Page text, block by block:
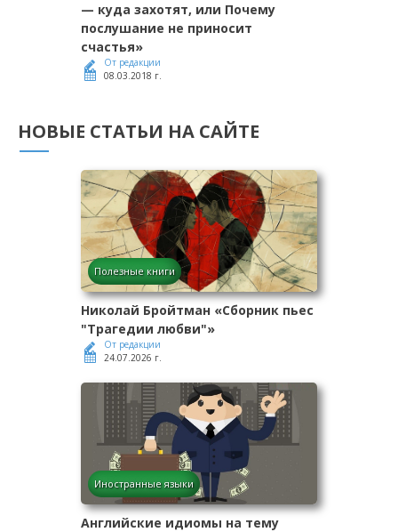
— куда захотят, или Почему
послушание не приносит
счастья»
От редакции
08.03.2018 г.
НОВЫЕ СТАТЬИ НА САЙТЕ
Полезные книги
Николай Бройтман «Сборник пьес
"Трагедии любви"»
От редакции
24.07.2026 г.
Иностранные языки
Английские идиомы на тему